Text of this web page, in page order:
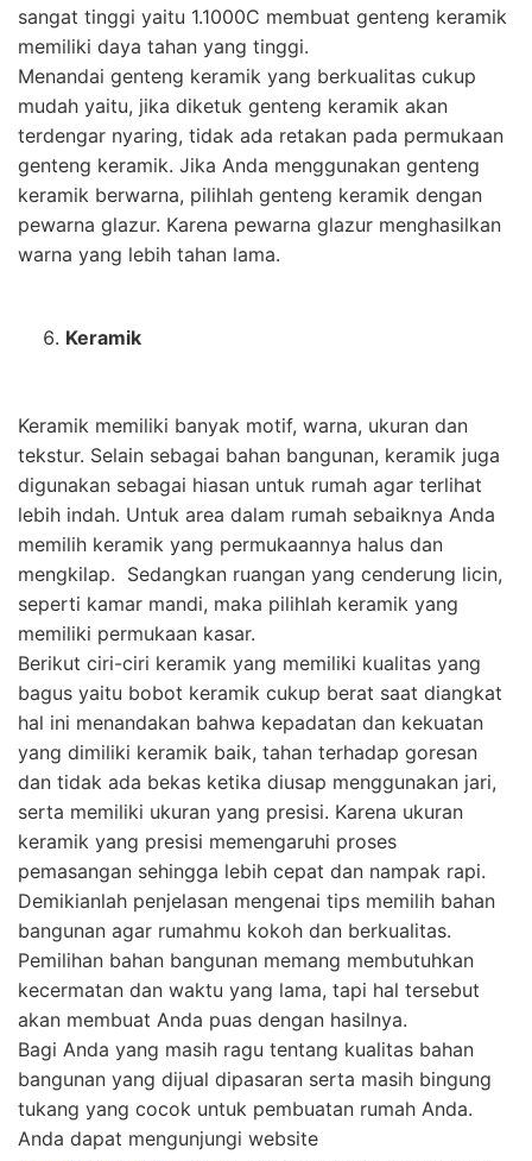
sangat tinggi yaitu 1.1000C membuat genteng keramik
memiliki daya tahan yang tinggi.
Menandai genteng keramik yang berkualitas cukup
mudah yaitu, jika diketuk genteng keramik akan
terdengar nyaring, tidak ada retakan pada permukaan
genteng keramik. Jika Anda menggunakan genteng
keramik berwarna, pilihlah genteng keramik dengan
pewarna glazur. Karena pewarna glazur menghasilkan
warna yang lebih tahan lama.
Keramik
Keramik memiliki banyak motif, warna, ukuran dan
tekstur. Selain sebagai bahan bangunan, keramik juga
digunakan sebagai hiasan untuk rumah agar terlihat
lebih indah. Untuk area dalam rumah sebaiknya Anda
memilih keramik yang permukaannya halus dan
mengkilap. Sedangkan ruangan yang cenderung licin,
seperti kamar mandi, maka pilihlah keramik yang
memiliki permukaan kasar.
Berikut ciri-ciri keramik yang memiliki kualitas yang
bagus yaitu bobot keramik cukup berat saat diangkat
hal ini menandakan bahwa kepadatan dan kekuatan
yang dimiliki keramik baik, tahan terhadap goresan
dan tidak ada bekas ketika diusap menggunakan jari,
serta memiliki ukuran yang presisi. Karena ukuran
keramik yang presisi memengaruhi proses
pemasangan sehingga lebih cepat dan nampak rapi.
Demikianlah penjelasan mengenai tips memilih bahan
bangunan agar rumahmu kokoh dan berkualitas.
Pemilihan bahan bangunan memang membutuhkan
kecermatan dan waktu yang lama, tapi hal tersebut
akan membuat Anda puas dengan hasilnya.
Bagi Anda yang masih ragu tentang kualitas bahan
bangunan yang dijual dipasaran serta masih bingung
tukang yang cocok untuk pembuatan rumah Anda.
Anda dapat mengunjungi website